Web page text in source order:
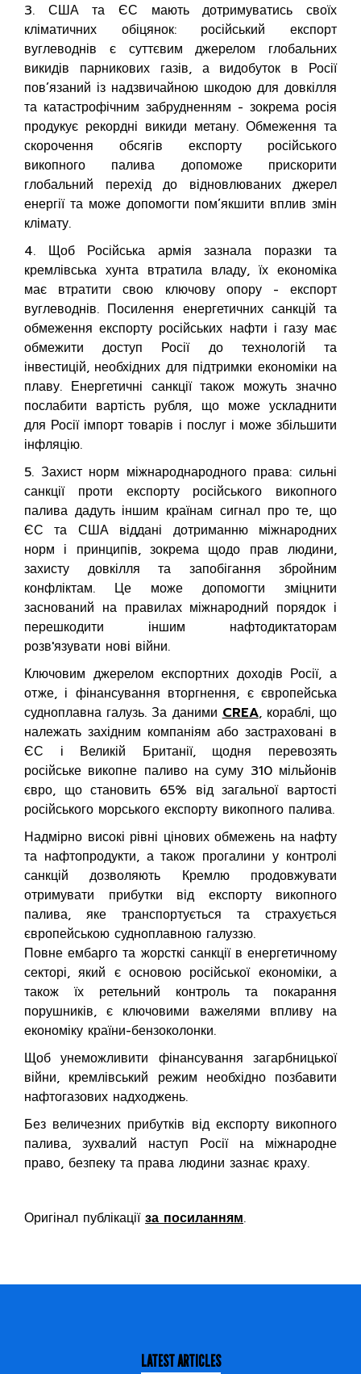
3. США та ЄС мають дотримуватись своїх
кліматичних обіцянок: російський експорт
вуглеводнів є суттєвим джерелом глобальних
викидів парникових газів, а видобуток в Росії
пов’язаний із надзвичайною шкодою для довкілля
та катастрофічним забрудненням - зокрема росія
продукує рекордні викиди метану. Обмеження та
скорочення обсягів експорту російського
викопного палива допоможе прискорити
глобальний перехід до відновлюваних джерел
енергії та може допомогти пом’якшити вплив змін
клімату.
4. Щоб Російська армія зазнала поразки та
кремлівська хунта втратила владу, їх економіка
має втратити свою ключову опору - експорт
вуглеводнів. Посилення енергетичних санкцій та
обмеження експорту російських нафти і газу має
обмежити доступ Росії до технологій та
інвестицій, необхідних для підтримки економіки на
плаву. Енергетичні санкції також можуть значно
послабити вартість рубля, що може ускладнити
для Росії імпорт товарів і послуг і може збільшити
інфляцію.
5. Захист норм міжнароднародного права: сильні
санкції проти експорту російського викопного
палива дадуть іншим країнам сигнал про те, що
ЄС та США віддані дотриманню міжнародних
норм і принципів, зокрема щодо прав людини,
захисту довкілля та запобігання збройним
конфліктам. Це може допомогти зміцнити
заснований на правилах міжнародний порядок і
перешкодити іншим нафтодиктаторам
розв'язувати нові війни.
Ключовим джерелом експортних доходів Росії, а
отже, і фінансування вторгнення, є європейська
судноплавна галузь. За данимиCREA, кораблі, що
належать західним компаніям або застраховані в
ЄС і Великій Британії, щодня перевозять
російське викопне паливо на суму 310 мільйонів
євро, що становить 65% від загальної вартості
російського морського експорту викопного палива.
Надмірно високі рівні цінових обмежень на нафту
та нафтопродукти, а також прогалини у контролі
санкцій дозволяють Кремлю продовжувати
отримувати прибутки від експорту викопного
палива, яке транспортується та страхується
європейською судноплавною галуззю.
Повне ембарго та жорсткі санкції в енергетичному
секторі, який є основою російської економіки, а
також їх ретельний контроль та покарання
порушників, є ключовими важелями впливу на
економіку країни-бензоколонки.
Щоб унеможливити фінансування загарбницької
війни, кремлівський режим необхідно позбавити
нафтогазових надходжень.
Без величезних прибутків від експорту викопного
палива, зухвалий наступ Росії на міжнародне
право, безпеку та права людини зазнає краху.
Оригінал публікації за посиланням.
LATEST ARTICLES